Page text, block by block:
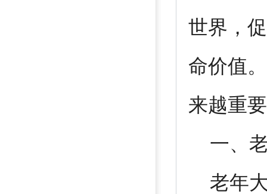
世界，
命价值
来越重
一、老
老年大